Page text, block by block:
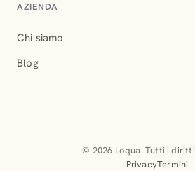
AZIENDA
Chi siamo
Blog
© 2026 Loqua. Tutti i
PrivacyTermini